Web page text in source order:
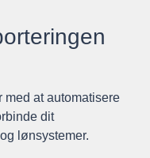
at automatisere
dit
lønsystemer.